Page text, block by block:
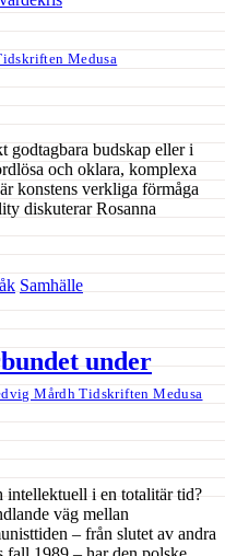
Medusa
Mårdh Tidskriften Medusa
godtagbara budskap eller i
och oklara, komplexa
konstens verkliga förmåga
diskuterar Rosanna
Samhälle
under
intellektuell i en totalitär tid?
väg mellan
– från slutet av andra